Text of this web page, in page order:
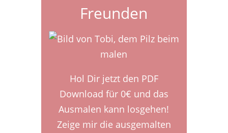
Freunden
Hol Dir jetzt den PDF
Download für 0€ und das
Ausmalen kann losgehen!
Zeige mir die ausgemalten